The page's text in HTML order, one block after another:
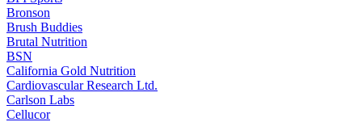
Bronson
Brush Buddies
Brutal Nutrition
BSN
California Gold Nutrition
Cardiovascular Research Ltd.
Carlson Labs
Cellucor